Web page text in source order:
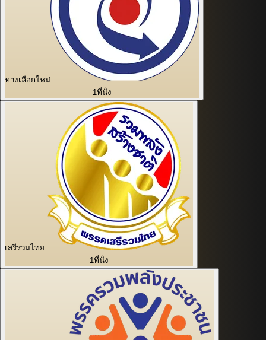
ทางเลือกใหม่
1ที่นั่ง
เสรีรวมไทย
1ที่นั่ง